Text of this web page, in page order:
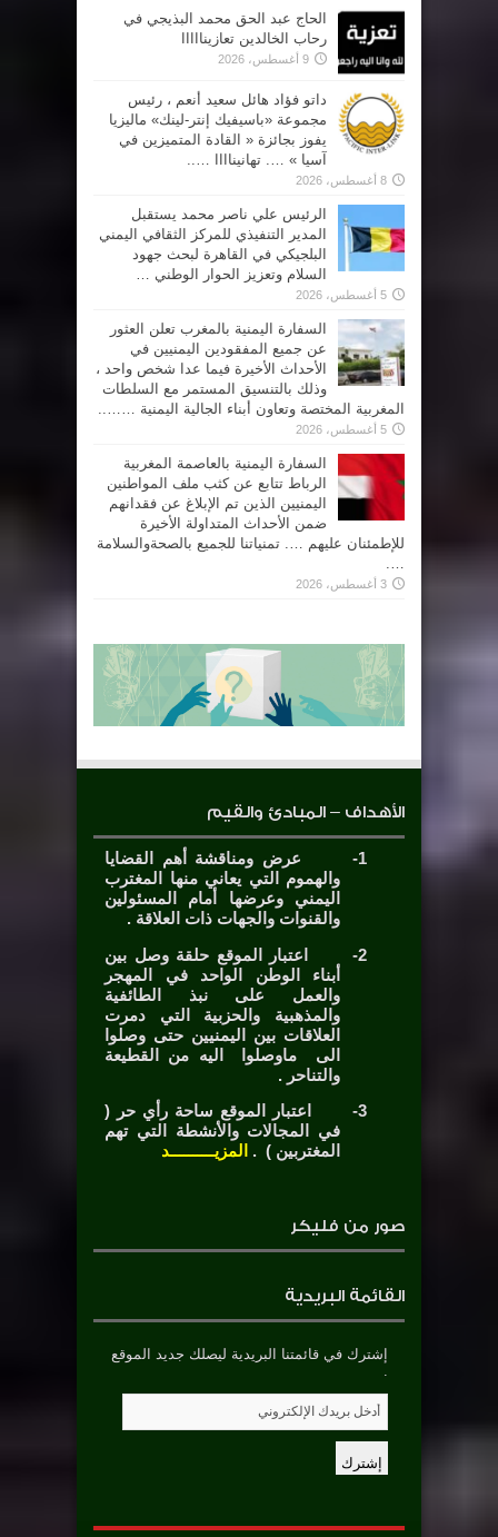
الحاج عبد الحق محمد البذيجي في
رحاب الخالدين تعازينااااا
9 أغسطس، 2026
داتو فؤاد هائل سعيد أنعم ، رئيس
مجموعة «باسيفيك إنتر-لينك» ماليزيا
يفوز بجائزة « القادة المتميزين في
آسيا » …. تهانيناااا …..
8 أغسطس، 2026
الرئيس علي ناصر محمد يستقبل
المدير التنفيذي للمركز الثقافي اليمني
البلجيكي في القاهرة لبحث جهود
السلام وتعزيز الحوار الوطني …
5 أغسطس، 2026
السفارة اليمنية بالمغرب تعلن العثور
عن جميع المفقودين اليمنيين في
الأحداث الأخيرة فيما عدا شخص واحد ،
وذلك بالتنسيق المستمر مع السلطات
المغربية المختصة وتعاون أبناء الجالية اليمنية ……..
5 أغسطس، 2026
السفارة اليمنية بالعاصمة المغربية
الرباط تتابع عن كثب ملف المواطنين
اليمنيين الذين تم الإبلاغ عن فقدانهم
ضمن الأحداث المتداولة الأخيرة
للإطمئنان عليهم …. تمنياتنا للجميع بالصحةوالسلامة
….
3 أغسطس، 2026
الأهداف – المبادئ والقيم
1-
عرض ومناقشة أهم القضايا
والهموم التي يعاني منها المغترب
اليمني وعرضها أمام المسئولين
والقنوات والجهات ذات العلاقة .
2-
اعتبار الموقع حلقة وصل بين
أبناء الوطن الواحد في المهجر
والعمل على نبذ الطائفية
والمذهبية والحزبية التي دمرت
العلاقات بين اليمنيين حتى وصلوا
الى ماوصلوا اليه من القطيعة
والتناحر .
3-
اعتبار الموقع ساحة رأي حر (
في المجالات والأنشطة التي تهم
المغتربين ) .
المزيــــــــــد
صور من فليكر
القائمة البريدية
إشترك في قائمتنا البريدية ليصلك جديد الموقع
.